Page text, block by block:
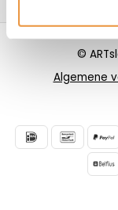
Algemene
©